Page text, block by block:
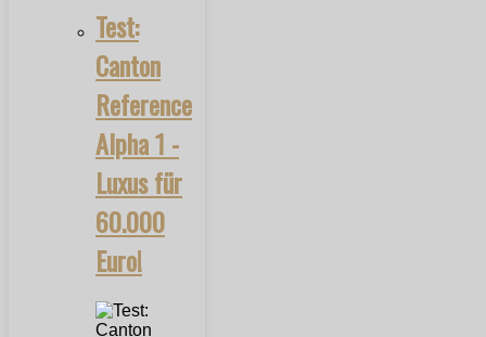
Test:
Canton
Reference
Alpha 1 -
Luxus für
60.000
Euro!